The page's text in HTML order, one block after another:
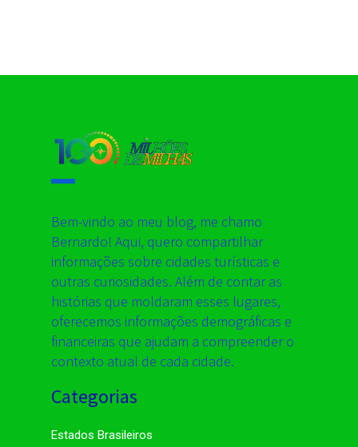
Bem-vindo ao meu blog, me chamo
Bernardo! Aqui, quero compartilhar
informações sobre cidades turísticas e
outras curiosidades. Além de contar as
histórias que moldaram esses lugares,
oferecemos informações demográficas e
financeiras que ajudam a compreender o
contexto atual de cada cidade.
Categorias
Estados Brasileiros